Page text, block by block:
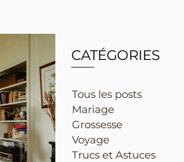
CATÉGORIES
Tous les posts
Mariage
Grossesse
Voyage
Trucs et Astuces